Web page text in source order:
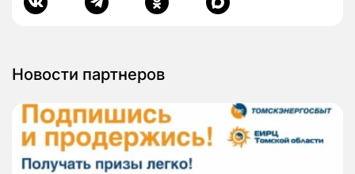
Новости партнеров